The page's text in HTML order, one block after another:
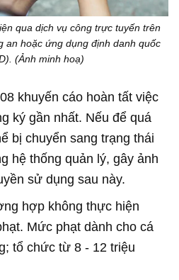
qua dịch vụ công trực tuyến trên
an hoặc ứng dụng định danh quốc
(Ảnh minh hoạ)
khuyến cáo hoàn tất việc
ký gần nhất. Nếu để quá
bị chuyển sang trạng thái
hệ thống quản lý, gây ảnh
sử dụng sau này.
hợp không thực hiện
Mức phạt dành cho cá
tổ chức từ 8 - 12 triệu